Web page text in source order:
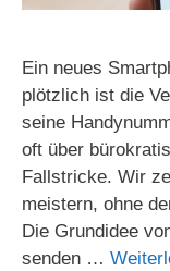
Ein neues
plötzlich ist die
seine
oft über
Fallstricke. Wir
meistern, ohne
Die Grundidee
senden …